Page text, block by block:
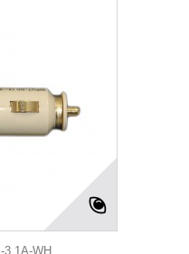
3.1A-WH